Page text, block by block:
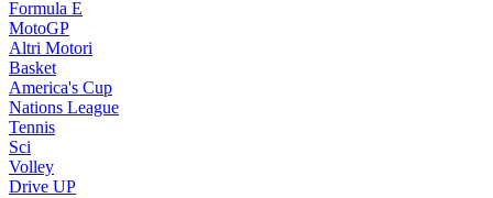
Formula E
MotoGP
Altri Motori
Basket
America's Cup
Nations League
Tennis
Sci
Volley
Drive UP